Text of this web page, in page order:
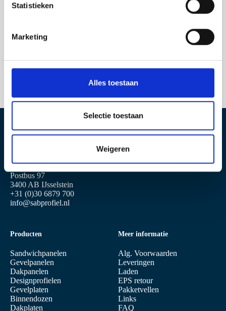
Statistieken
Marketing
Alles toestaan
Selectie toestaan
Weigeren
Locatie IJsselstein
3401 MG IJsselstein
Postbus 97
3400 AB IJsselstein
+31 (0)30 6879 700
info@sabprofiel.nl
Producten
Sandwichpanelen
Gevelpanelen
Dakpanelen
Designprofielen
Gevelplaten
Binnendozen
Dakplaten
Meer informatie
Alg. Voorwaarden
Leveringen
Laden
EPS retour
Pakketvellen
Links
FAQ
Locatie Geldermalsen
4191 PG Geldermalsen